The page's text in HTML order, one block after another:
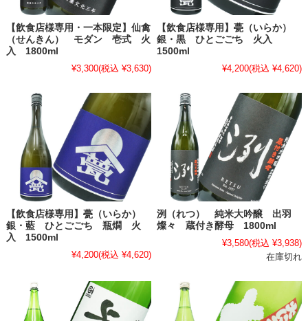
【飲食店様専用・一本限定】仙禽
（せんきん） モダン 壱式 火
入 1800ml
¥3,300(税込 ¥3,630)
【飲食店様専用】甍（いらか）
銀・黒 ひとごごち 火入
1500ml
¥4,200(税込 ¥4,620)
【飲食店様専用】甍（いらか）
銀・藍 ひとごごち 瓶燗 火
入 1500ml
¥4,200(税込 ¥4,620)
洌（れつ） 純米大吟醸 出羽
燦々 蔵付き酵母 1800ml
¥3,580(税込 ¥3,938)
在庫切れ